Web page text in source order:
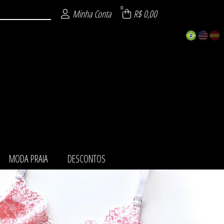
Minha Conta 0 R$ 0,00
MODA PRAIA DESCONTOS